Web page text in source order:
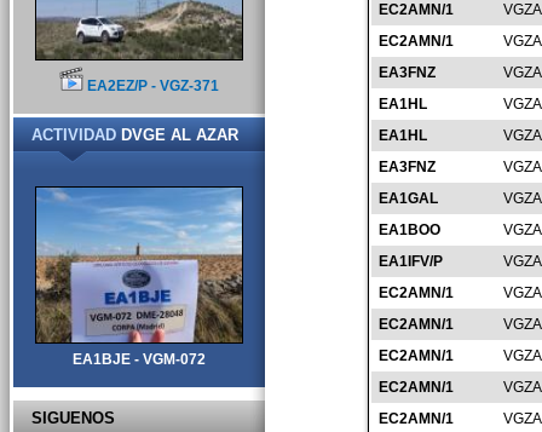
EC2AMN/1
EC2AMN/1
EA3FNZ
EA1HL
EA1HL
EA3FNZ
EA1GAL
EA1BOO
EA1IFV/P
EC2AMN/1
EC2AMN/1
EC2AMN/1
EC2AMN/1
EC2AMN/1
EA2EZ/P - VGZ-371
ACTIVIDADDVGE AL AZAR
EA1BJE - VGM-072
SIGUENOS